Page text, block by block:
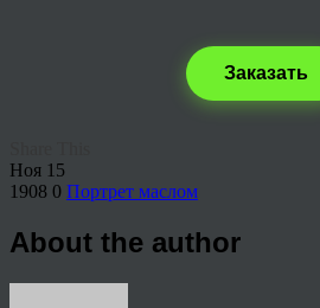
Заказать
Ноя 15
1908 0 Портрет маслом
About the author